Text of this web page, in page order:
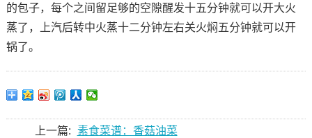
的包子，每个之间留足够的空隙醒发十五分钟就可以开大火
蒸了，上汽后转中火蒸十二分钟左右关火焖五分钟就可以开
锅了。
上一篇: 素食菜谱：香菇油菜